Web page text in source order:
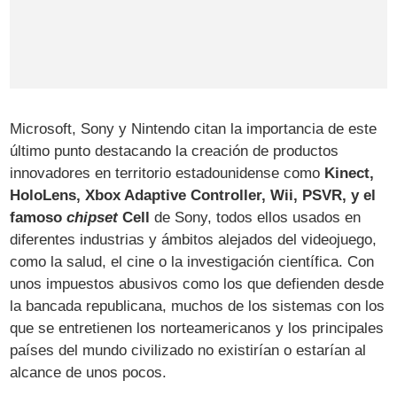
Microsoft, Sony y Nintendo citan la importancia de este
último punto destacando la creación de productos
innovadores en territorio estadounidense como Kinect,
HoloLens, Xbox Adaptive Controller, Wii, PSVR, y el
famosochipsetCell
de Sony, todos ellos usados en
diferentes industrias y ámbitos alejados del videojuego,
como la salud, el cine o la investigación científica. Con
unos impuestos abusivos como los que defienden desde
la bancada republicana, muchos de los sistemas con los
que se entretienen los norteamericanos y los principales
países del mundo civilizado no existirían o estarían al
alcance de unos pocos.